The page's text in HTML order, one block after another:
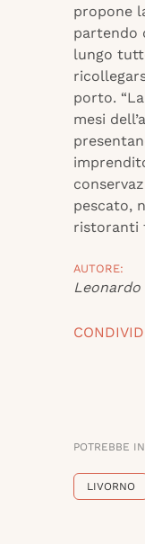
propone
partendo
lungo
porto.
mesi
pescato,
ristoranti
AUTORE:
Leonardo
POTREBBE
LIVORNO